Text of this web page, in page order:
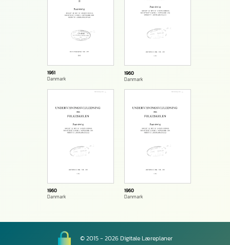
1961
Danmark
1960
Danmark
1960
Danmark
1960
Danmark
© 2015 - 2026 Digitale Læreplaner